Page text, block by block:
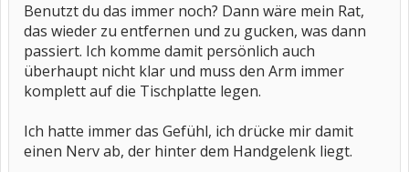
Benutzt du das immer noch? Dann wäre mein Rat,
das wieder zu entfernen und zu gucken, was dann
passiert. Ich komme damit persönlich auch
überhaupt nicht klar und muss den Arm immer
komplett auf die Tischplatte legen.
Ich hatte immer das Gefühl, ich drücke mir damit
einen Nerv ab, der hinter dem Handgelenk liegt.